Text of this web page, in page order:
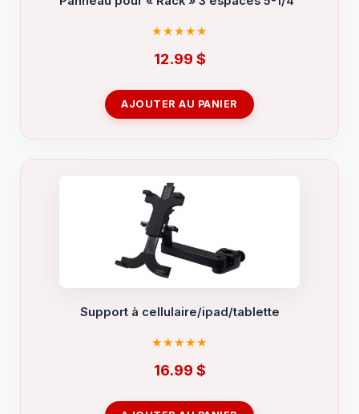
12.99 $
AJOUTER AU PANIER
Support à cellulaire/ipad/tablette
16.99 $